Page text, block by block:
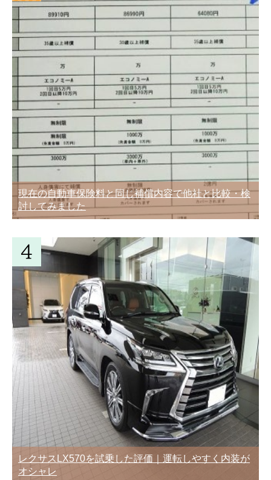
現在の自動車保険料と同じ補償内容で他社と比較・検
討してみました
レクサスLX570を試乗した評価｜運転しやすく内装が
オシャレ